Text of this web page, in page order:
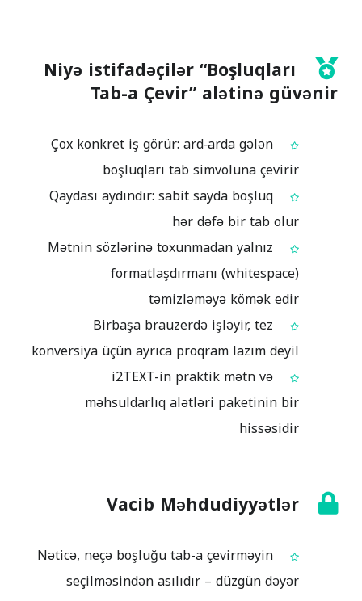
Niyə istifadəçilər “Boşluqları
Tab-a Çevir” alətinə güvənir
Çox konkret iş görür: ard‑arda gələn
boşluqları tab simvoluna çevirir
Qaydası aydındır: sabit sayda boşluq
hər dəfə bir tab olur
Mətnin sözlərinə toxunmadan yalnız
formatlaşdırmanı (whitespace)
təmizləməyə kömək edir
Birbaşa brauzerdə işləyir, tez
konversiya üçün ayrıca proqram lazım deyil
i2TEXT-in praktik mətn və
məhsuldarlıq alətləri paketinin bir
hissəsidir
Vacib Məhdudiyyətlər
Nəticə, neçə boşluğu tab-a çevirməyin
seçilməsindən asılıdır – düzgün dəyər